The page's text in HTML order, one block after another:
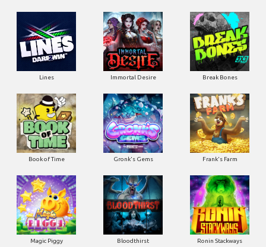
Lines Immortal Desire Break Bones
Book of Time Gronk's Gems Frank's Farm
Magic Piggy Bloodthirst Ronin Stackways